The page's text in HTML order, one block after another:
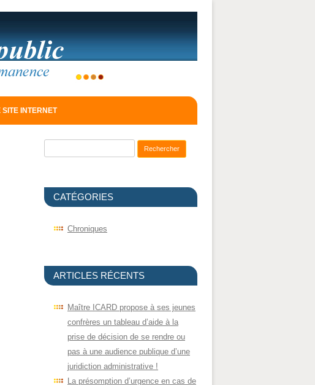
SITE INTERNET
CATÉGORIES
Chroniques
ARTICLES RÉCENTS
Maître ICARD propose à ses jeunes
confrères un tableau d’aide à la
prise de décision de se rendre ou
pas à une audience publique d’une
juridiction administrative !
La présomption d’urgence en cas de